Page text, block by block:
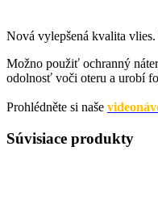
Nová vylepšená kvalita
Možno použiť ochranný
odolnosť voči oteru a urobí
Prohlédněte si naše
Súvisiace produkty